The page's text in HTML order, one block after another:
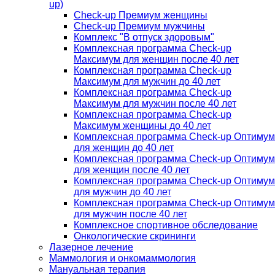
up)
Check-up Премиум женщины
Check-up Премиум мужчины
Комплекс "В отпуск здоровым"
Комплексная программа Check-up
Максимум для женщин после 40 лет
Комплексная программа Check-up
Максимум для мужчин до 40 лет
Комплексная программа Check-up
Максимум для мужчин после 40 лет
Комплексная программа Check-up
Максимум женщины до 40 лет
Комплексная программа Check-up Оптимум
для женщин до 40 лет
Комплексная программа Check-up Оптимум
для женщин после 40 лет
Комплексная программа Check-up Оптимум
для мужчин до 40 лет
Комплексная программа Check-up Оптимум
для мужчин после 40 лет
Комплексное спортивное обследование
Онкологические скрининги
Лазерное лечение
Маммология и онкомаммология
Мануальная терапия